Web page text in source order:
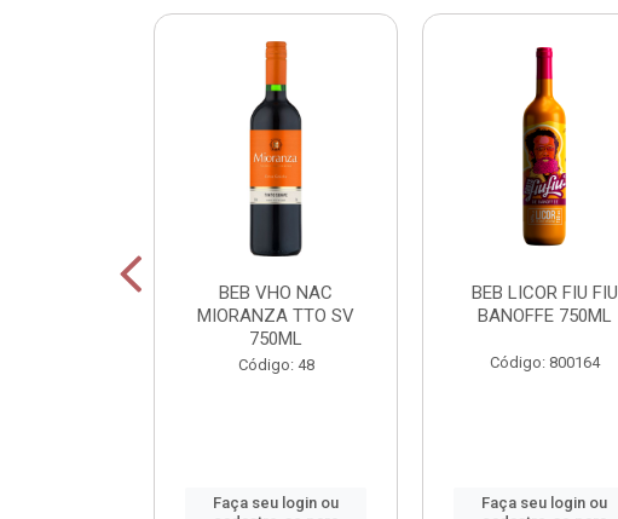
BEB VHO NAC
MIORANZA TTO SV
750ML
Código: 48
Faça seu login ou
BEB LICOR FIU FIU
BANOFFE 750ML
Código: 800164
Faça seu login ou